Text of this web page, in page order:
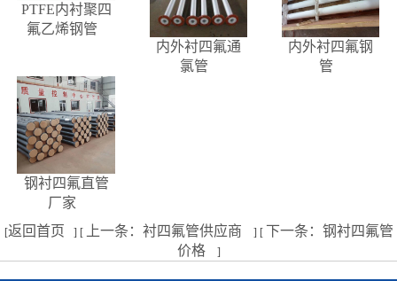
PTFE内衬聚四
氟乙烯钢管
内外衬四氟通
氯管
内外衬四氟钢
管
钢衬四氟直管
厂家
[返回首页 ] [ 上一条：衬四氟管供应商 ] [ 下一条：钢衬四氟管
价格
]